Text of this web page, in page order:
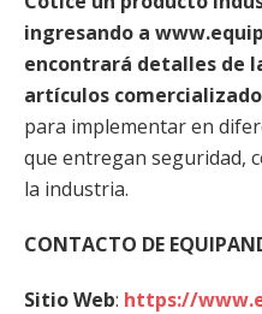
ingresando a
encontrará detalles de
artículos
para implementar en
que entregan seguridad,
la industria.
CONTACTO DE
Sitio Web: https://